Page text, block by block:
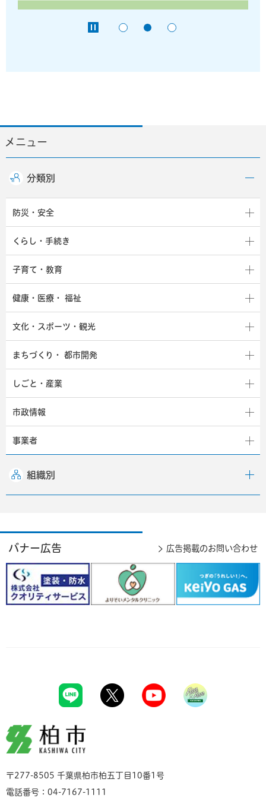
メニュー
分類別
防災・安全
くらし・手続き
子育て・教育
健康・医療・ 福祉
文化・スポーツ・観光
まちづくり・ 都市開発
しごと・産業
市政情報
事業者
組織別
バナー広告 広告掲載のお問い合わせ
柏市
〒277-8505 千葉県柏市柏五丁目10番1号
電話番号：04-7167-1111